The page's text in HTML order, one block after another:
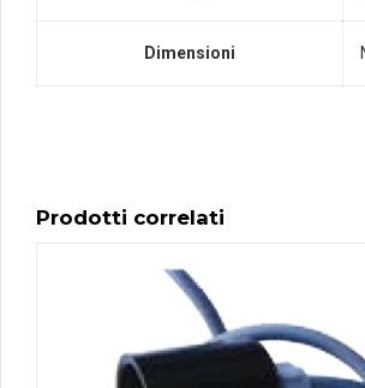
Dimensioni
Prodotti correlati